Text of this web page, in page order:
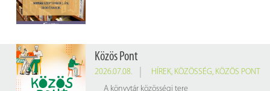
BLOG
Közös Pont
2026.07.08. HÍREK, KÖZÖSSÉG, KÖZÖS PONT
A könyvtár közösségi tere